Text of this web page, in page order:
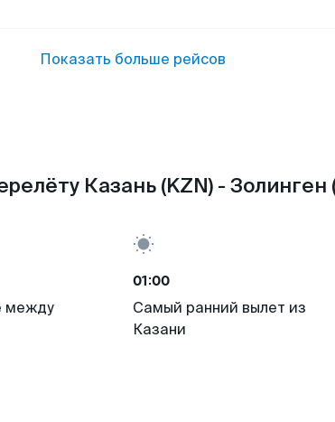
Показать больше рейсов
Казань (KZN) - Золинген
между
01:00
Самый ранний вылет из
Казани